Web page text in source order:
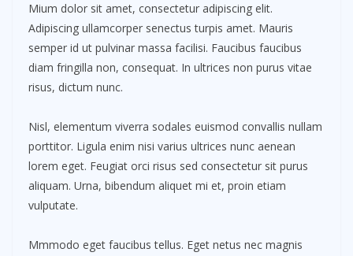
Mium dolor sit amet, consectetur adipiscing elit.
Adipiscing ullamcorper senectus turpis amet. Mauris
semper id ut pulvinar massa facilisi. Faucibus faucibus
diam fringilla non, consequat. In ultrices non purus vitae
risus, dictum nunc.
Nisl, elementum viverra sodales euismod convallis nullam
porttitor. Ligula enim nisi varius ultrices nunc aenean
lorem eget. Feugiat orci risus sed consectetur sit purus
aliquam. Urna, bibendum aliquet mi et, proin etiam
vulputate.
Mmmodo eget faucibus tellus. Eget netus nec magnis